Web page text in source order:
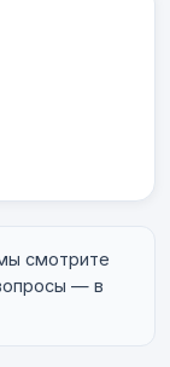
смотрите
— в